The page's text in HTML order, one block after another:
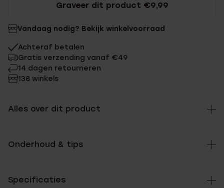
Graveer dit product €9,99
Vandaag nodig? Bekijk winkelvoorraad
Achteraf betalen
Gratis verzending vanaf €49
14 dagen retourneren
138 winkels
Alles over dit product
Onderhoud & tips
Specificaties